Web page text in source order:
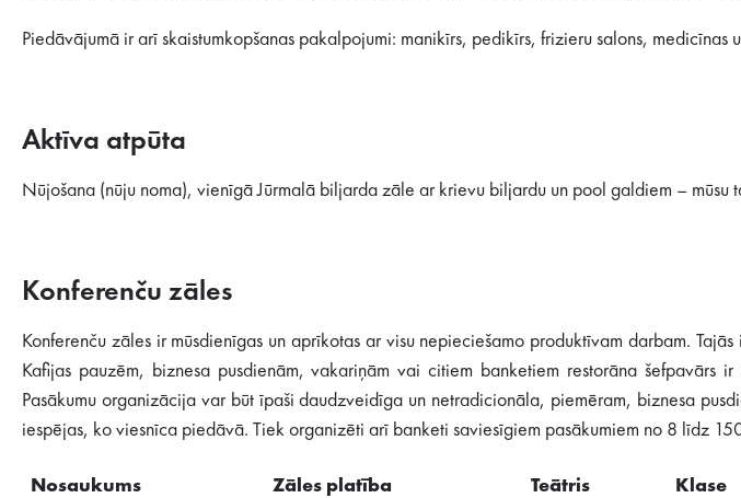
Piedāvājumā ir arī skaistumkopšanas pakalpojumi: manikīrs, pedikīrs, frizieru salons, medicīnas
Aktīva atpūta
Nūjošana (nūju noma), vienīgā Jūrmalā biljarda zāle ar krievu biljardu un pool galdiem – mūsu
Konferenču zāles
Konferenču zāles ir mūsdienīgas un aprīkotas ar visu nepieciešamo produktīvam darbam.
Kafijas pauzēm, biznesa pusdienām, vakariņām vai citiem banketiem restorāna
Pasākumu organizācija var būt īpaši daudzveidīga un netradicionāla, piemēram, biznesa
iespējas, ko viesnīca piedāvā. Tiek organizēti arī banketi saviesīgiem pasākumiem no 8 līdz
Nosaukums Zāles platība Teātris Klase